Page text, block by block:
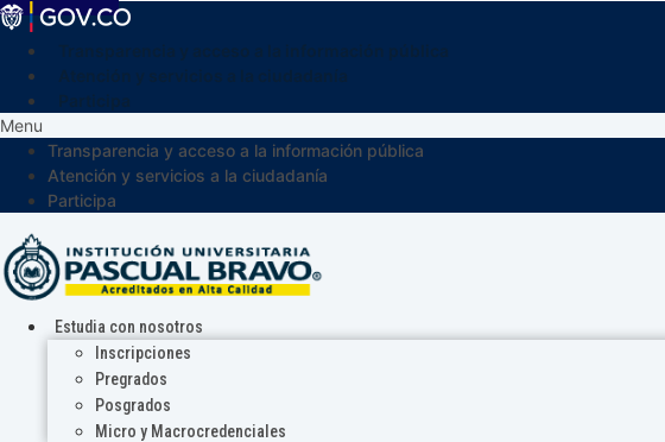
Menu
Transparencia y acceso a la información pública
Atención y servicios a la ciudadanía
Participa
Estudia con nosotros
Inscripciones
Pregrados
Posgrados
Micro y Macrocredenciales